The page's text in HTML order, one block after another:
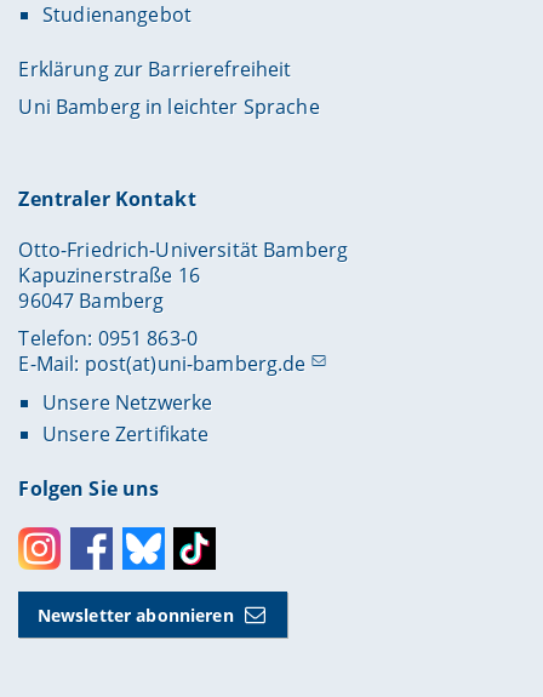
Studienangebot
Erklärung zur Barrierefreiheit
Uni Bamberg in leichter Sprache
Zentraler Kontakt
Otto-Friedrich-Universität Bamberg
Kapuzinerstraße 16
96047 Bamberg
Telefon: 0951 863-0
E-Mail: post(at)uni-bamberg.de
Unsere Netzwerke
Unsere Zertifikate
Folgen Sie uns
InstagramFacebookBlueskyToktok
Newsletter abonnieren